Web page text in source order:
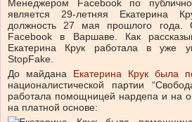
Менеджером Facebook по
является 29-летняя Екатерина
должность 27 мая прошлого
Facebook в Варшаве. Как
Екатерина Крук работала в уже
StopFake.
До майдана Екатерина Крук была
националистической партии
работала помощницей нардепа и на
на платной основе: